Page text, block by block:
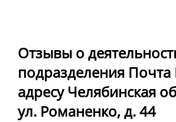
Отзывы о
подразделения Почта
адресу Челябинская
ул. Романенко, д. 44